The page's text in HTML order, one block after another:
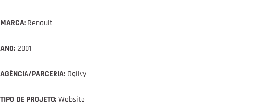
MARCA:Renault
ANO:2001
AGÊNCIA/PARCERIA:Ogilvy
TIPO DE PROJETO:Website